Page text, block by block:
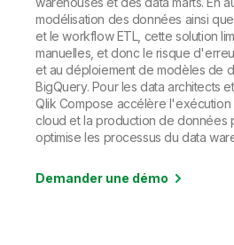
modélisation des données ainsi
et le workflow ETL, cette solution
manuelles, et donc le risque
et au déploiement de modèles de
BigQuery. Pour les data architects
Qlik Compose accélère
cloud et la production de données
optimise les processus du data
Demander une démo